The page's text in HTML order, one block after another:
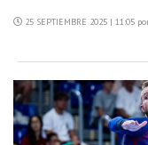
25 SEPTIEMBRE 2025 | 11:05